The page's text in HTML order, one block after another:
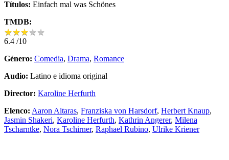
Títulos: Einfach mal was Schönes
TMDB:
★★★★★
★★★★★
6.4 /10
Género: Comedia, Drama, Romance
Audio: Latino e idioma original
Director: Karoline Herfurth
Elenco: Aaron Altaras, Franziska von Harsdorf, Herbert Knaup,
Jasmin Shakeri, Karoline Herfurth, Kathrin Angerer, Milena
Tscharntke, Nora Tschirner, Raphael Rubino, Ulrike Kriener